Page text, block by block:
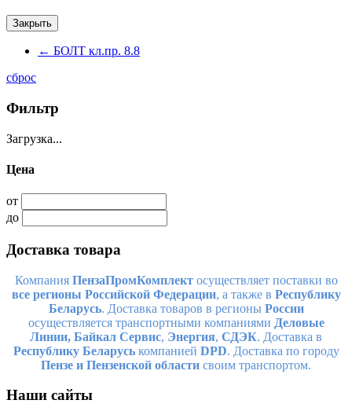
Закрыть
← БОЛТ кл.пр. 8.8
сброс
Фильтр
Загрузка...
Цена
от
до
Доставка товара
Компания ПензаПромКомплектосуществляет поставки во
все регионы Российской Федерации, а также в Республику
Беларусь. Доставка товаров в регионы России
осуществляется транспортными компаниями Деловые
Линии, Байкал Сервис, Энергия, СДЭК. Доставка в
Республику Беларуськомпанией DPD. Доставка по городу
Пензе и Пензенской области своим транспортом.
Наши сайты